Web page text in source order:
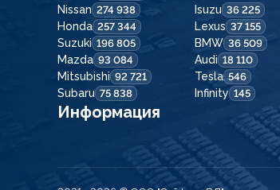
Nissan 274 938 Isuzu 36 225
Honda 257 344 Lexus 37 155
Suzuki 196 805 BMW 36 509
Mazda 93 084 Audi 18 110
Mitsubishi 92 721 Tesla 546
Subaru 75 838 Infinity 145
Информация